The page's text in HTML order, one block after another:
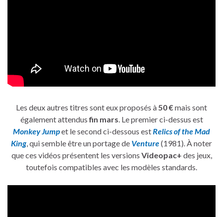
Les deux autres titres sont eux proposés à 50 €mais sont
également attendusfin mars . Le premier ci-dessus est
Monkey Jumpet le second ci-dessous est Relics of the Mad
King , qui semble être un portage de Venture(1981). À noter
que ces vidéos présentent les versions Videopac+ des jeux,
toutefois compatibles avec les modèles standards.